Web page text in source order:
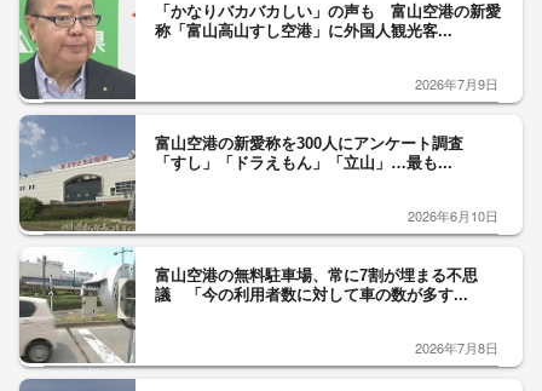
「かなりバカバカしい」の声も 富山空港の新愛
称「富山高山すし空港」に外国人観光客...
2026年7月9日
富山空港の新愛称を300人にアンケート調査
「すし」「ドラえもん」「立山」…最も...
2026年6月10日
富山空港の無料駐車場、常に7割が埋まる不思
議 「今の利用者数に対して車の数が多す...
2026年7月8日